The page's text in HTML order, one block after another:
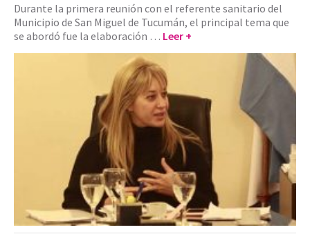
Durante la primera reunión con el referente sanitario del
Municipio de San Miguel de Tucumán, el principal tema que
se abordó fue la elaboración … Leer +